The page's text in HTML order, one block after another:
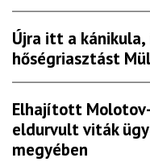
Újra itt a
hőségriasztást
Elhajított
eldurvult viták
megyében